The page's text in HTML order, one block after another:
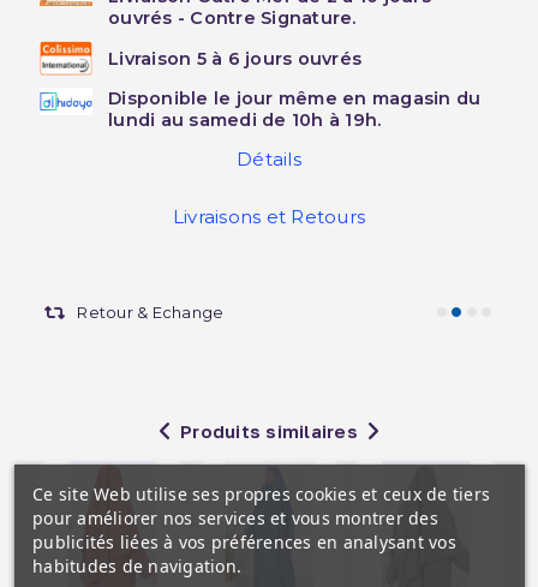
ouvrés - Contre Signature.
Livraison 5 à 6 jours ouvrés
Disponible le jour même en magasin du
lundi au samedi de 10h à 19h.
Détails
Livraisons et Retours
Retour & Echange
Produits similaires
Ce site Web utilise ses propres cookies et ceux de tiers
pour améliorer nos services et vous montrer des
publicités liées à vos préférences en analysant vos
habitudes de navigation.